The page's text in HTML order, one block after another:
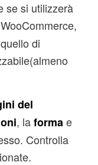
se si utilizzerà
di
del
, laforma e
Controlla